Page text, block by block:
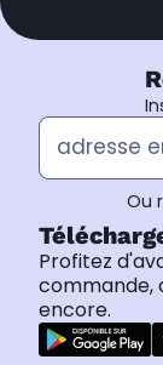
Ou
Profitez
commande,
encore.